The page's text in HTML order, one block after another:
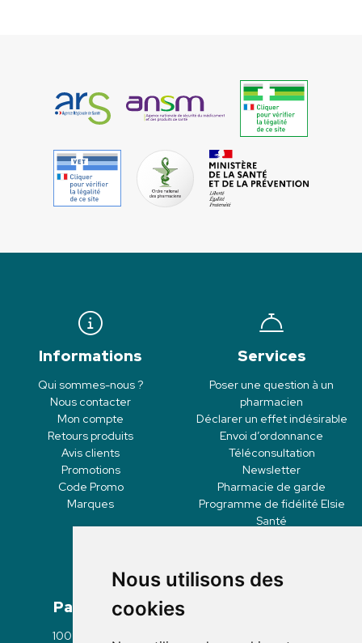
Nous utilisons des
cookies
Informations
Qui sommes-nous ?
Nous contacter
Mon compte
Retours produits
Avis clients
Promotions
Code Promo
Marques
Services
Poser une question à un
pharmacien
Déclarer un effet indésirable
Envoi d’ordonnance
Téléconsultation
Newsletter
Pharmacie de garde
Programme de fidélité Elsie
Santé
Paiement
100% sécurisé